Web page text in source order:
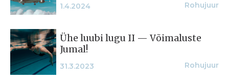
1.4.2024 Rohujuur
Ühe luubi lugu II — Võimaluste
Jumal!
31.3.2023 Rohujuur